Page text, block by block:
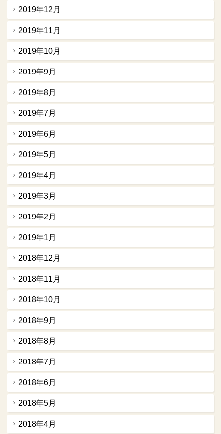
2019年12月
2019年11月
2019年10月
2019年9月
2019年8月
2019年7月
2019年6月
2019年5月
2019年4月
2019年3月
2019年2月
2019年1月
2018年12月
2018年11月
2018年10月
2018年9月
2018年8月
2018年7月
2018年6月
2018年5月
2018年4月